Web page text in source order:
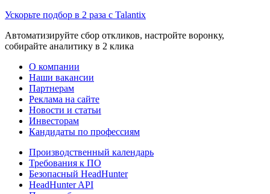
Ускорьте подбор в 2 раза с Talantix
Автоматизируйте сбор откликов, настройте воронку,
собирайте аналитику в 2 клика
О компании
Наши вакансии
Партнерам
Реклама на сайте
Новости и статьи
Инвесторам
Кандидаты по профессиям
Производственный календарь
Требования к ПО
Безопасный HeadHunter
HeadHunter API